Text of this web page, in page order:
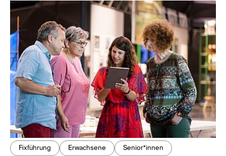
Fixführung Erwachsene Senior*innen